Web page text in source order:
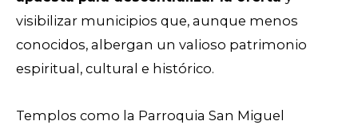
visibilizar municipios que, aunque menos
conocidos, albergan un valioso patrimonio
espiritual, cultural e histórico.
Templos como la Parroquia San Miguel